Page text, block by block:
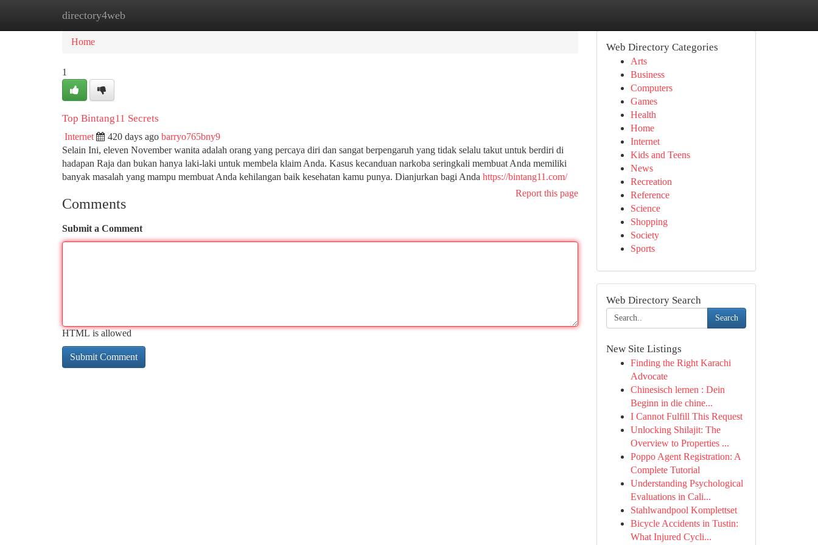
directory4web
Home New Site Listings
Home
1
Top Bintang11 Secrets
Internet 420 days ago barryo765bny9
Selain Ini, eleven November wanita adalah orang yang percaya diri dan sangat berpengaruh yang tidak selalu takut untuk berdiri di
hadapan Raja dan bukan hanya laki-laki untuk membela klaim Anda. Kasus kecanduan narkoba seringkali membuat Anda memiliki
banyak masalah yang mampu membuat Anda kehilangan baik kesehatan kamu punya. Dianjurkan bagi Anda https://bintang11.com/
Report this page
Comments
Submit a Comment
HTML is allowed
Web Directory Categories
Arts
Business
Computers
Games
Health
Home
Internet
Kids and Teens
News
Recreation
Reference
Science
Shopping
Society
Sports
Web Directory Search
Search
New Site Listings
Finding the Right Karachi
Advocate
Chinesisch lernen : Dein
Beginn in die chine...
I Cannot Fulfill This Request
Unlocking Shilajit: The
Overview to Properties ...
Poppo Agent Registration: A
Complete Tutorial
Understanding Psychological
Evaluations in Cali...
Stahlwandpool Komplettset
Bicycle Accidents in Tustin:
What Injured Cycli...